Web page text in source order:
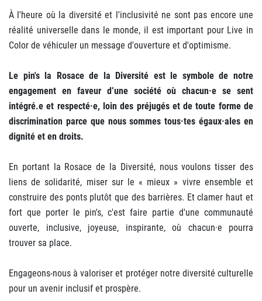
À l'heure où la diversité et l'inclusivité ne sont pas encore une
réalité universelle dans le monde, il est important pour Live in
Color de véhiculer un message d'ouverture et d'optimisme.
Le pin's la Rosace de la Diversité est le symbole de notre
engagement en faveur d’une société où chacun·e se sent
intégré.e et respecté·e, loin des préjugés et de toute forme de
discrimination parce que nous sommes tous·tes égaux·ales en
dignité et en droits.
En portant la Rosace de la Diversité, nous voulons tisser des
liens de solidarité, miser sur le « mieux » vivre ensemble et
construire des ponts plutôt que des barrières. Et clamer haut et
fort que porter le pin's, c'est faire partie d'une communauté
ouverte, inclusive, joyeuse, inspirante, où chacun·e pourra
trouver sa place.
Engageons-nous à valoriser et protéger notre diversité culturelle
pour un avenir inclusif et prospère.